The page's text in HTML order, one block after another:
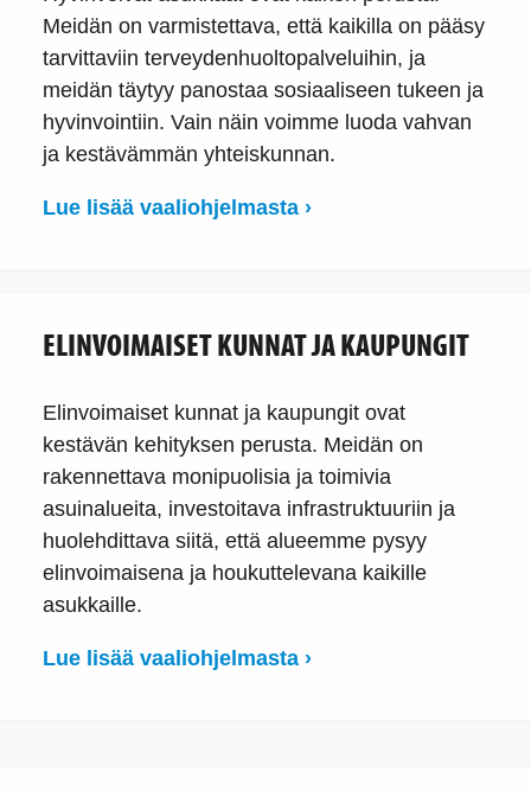
Meidän on varmistettava, että kaikilla on pääsy
tarvittaviin terveydenhuoltopalveluihin, ja
meidän täytyy panostaa sosiaaliseen tukeen ja
hyvinvointiin. Vain näin voimme luoda vahvan
ja kestävämmän yhteiskunnan.
Lue lisää vaaliohjelmasta ›
ELINVOIMAISET KUNNAT JA KAUPUNGIT
Elinvoimaiset kunnat ja kaupungit ovat
kestävän kehityksen perusta. Meidän on
rakennettava monipuolisia ja toimivia
asuinalueita, investoitava infrastruktuuriin ja
huolehdittava siitä, että alueemme pysyy
elinvoimaisena ja houkuttelevana kaikille
asukkaille.
Lue lisää vaaliohjelmasta ›